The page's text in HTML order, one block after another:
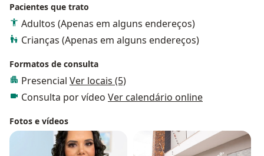
Pacientes que trato
Adultos (Apenas em alguns endereços)
Crianças (Apenas em alguns endereços)
Formatos de consulta
Presencial Ver locais (5)
Consulta por vídeo Ver calendário online
Fotos e vídeos